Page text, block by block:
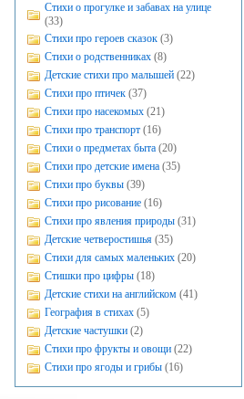
Стихи о прогулке и забавах на улице
(33)
Стихи про героев сказок (3)
Стихи о родственниках (8)
Детские стихи про малышей (22)
Стихи про птичек (37)
Стихи про насекомых (21)
Стихи про транспорт (16)
Стихи о предметах быта (20)
Стихи про детские имена (35)
Стихи про буквы (39)
Стихи про рисование (16)
Стихи про явления природы (31)
Детские четверостишья (35)
Стихи для самых маленьких (20)
Стишки про цифры (18)
Детские стихи на английском (41)
География в стихах (5)
Детские частушки (2)
Стихи про фрукты и овощи (22)
Стихи про ягоды и грибы (16)